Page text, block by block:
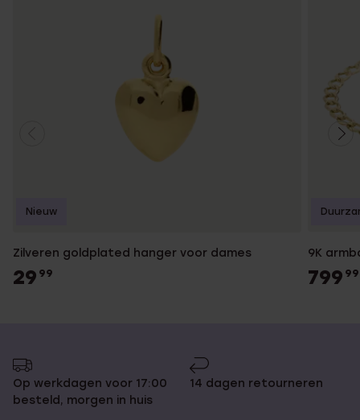
Zilveren goldplated hanger voor dames
29 99
Nieuw
9K
799 99
Op werkdagen voor 17:00
besteld, morgen in huis
14 dagen retourneren